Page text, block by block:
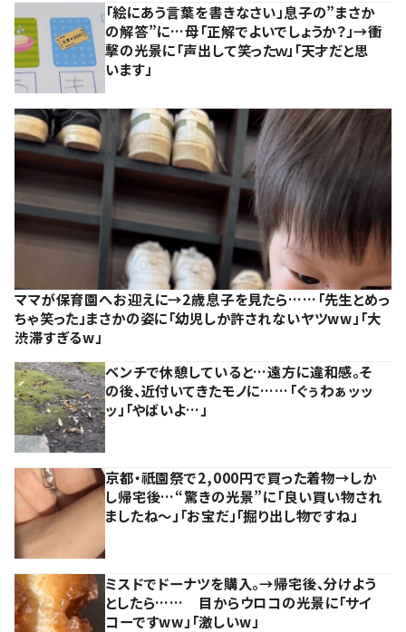
「絵にあう言葉を書きなさい」息子の”まさか
の解答”に…母「正解でよいでしょうか？」→衝
撃の光景に「声出して笑ったｗ」「天才だと思
います」
ママが保育園へお迎えに→2歳息子を見たら……「先生とめっ
ちゃ笑った」まさかの姿に「幼児しか許されないヤツww」「大
渋滞すぎるw」
ベンチで休憩していると…遠方に違和感。そ
の後、近付いてきたモノに……「ぐぅわぁッッ
ッ」「やばいよ…」
京都・祇園祭で2,000円で買った着物→しか
し帰宅後…“驚きの光景”に「良い買い物され
ましたね～」「お宝だ」「掘り出し物ですね」
ミスドでドーナツを購入。→帰宅後、分けよう
としたら…… 目からウロコの光景に「サイ
コーですww」「激しいw」